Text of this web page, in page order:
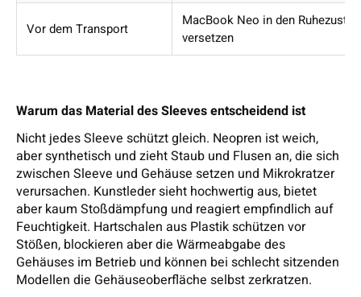
Vor dem Transport
MacBook Neo in den
versetzen
Warum das Material des Sleeves entscheidend ist
Nicht jedes Sleeve schützt gleich. Neopren ist weich,
aber synthetisch und zieht Staub und Flusen an, die sich
zwischen Sleeve und Gehäuse setzen und Mikrokratzer
verursachen. Kunstleder sieht hochwertig aus, bietet
aber kaum Stoßdämpfung und reagiert empfindlich auf
Feuchtigkeit. Hartschalen aus Plastik schützen vor
Stößen, blockieren aber die Wärmeabgabe des
Gehäuses im Betrieb und können bei schlecht sitzenden
Modellen die Gehäuseoberfläche selbst zerkratzen.